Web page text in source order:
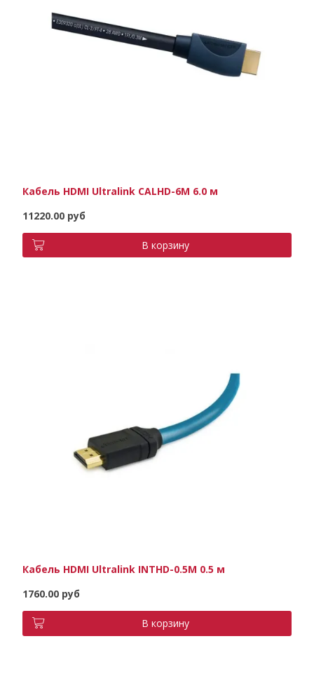
Кабель HDMI Ultralink CALHD-6M 6.0 м
11220.00 руб
В корзину
Кабель HDMI Ultralink INTHD-0.5M 0.5 м
1760.00 руб
В корзину